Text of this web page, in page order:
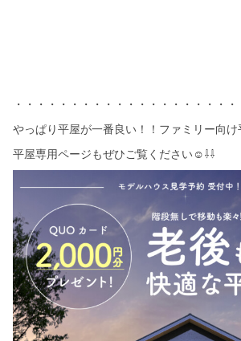
・・・・・・・・・・・・・・・・・・・
やっぱり平屋が一番良い！！ファミリー向け
平屋専用ページもぜひご覧ください☺⇩⇩